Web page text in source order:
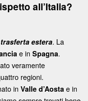
all’Italia?
estera. La
e in Spagna.
veramente
regioni.
in Valle d’Aosta e in